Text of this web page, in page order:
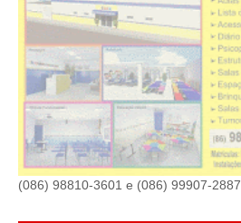
(086) 98810-3601 e (086) 99907-2887